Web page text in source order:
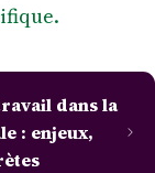
dans la
: enjeux,